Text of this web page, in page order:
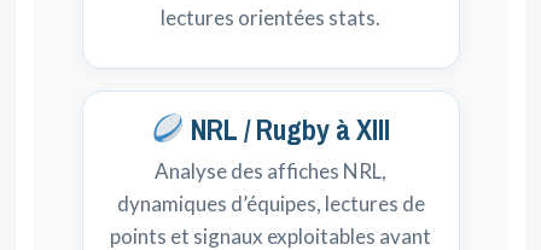
lectures orientées stats.
NRL / Rugby à XIII
Analyse des affiches NRL,
dynamiques d’équipes, lectures de
points et signaux exploitables avant